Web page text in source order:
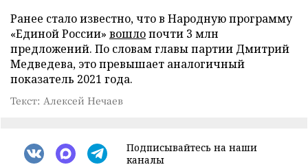
Ранее стало известно, что в Народную программу
«Единой России» вошлопочти 3 млн
предложений. По словам главы партии Дмитрий
Медведева, это превышает аналогичный
показатель 2021 года.
Текст: Алексей Нечаев
Подписывайтесь на наши
каналы